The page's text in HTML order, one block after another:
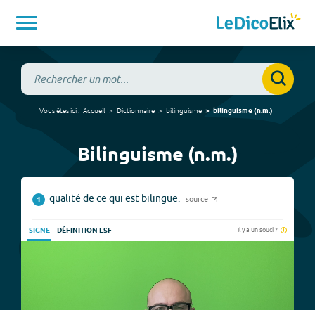
Vous êtes ici : Accueil Dictionnaire bilinguisme bilinguisme(n.m.)
Bilinguisme (n.m.)
1 qualité de ce qui est bilingue. source
SIGNE DÉFINITION LSF Il y a un souci ?